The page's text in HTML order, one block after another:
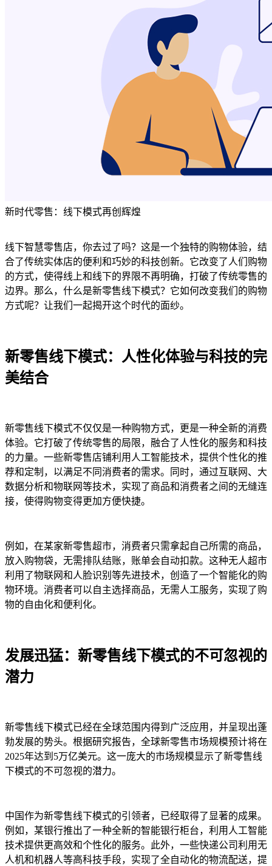
新时代零售：线下模式再创辉煌
线下智慧零售店，你去过了吗？这是一个独特的购物体验，结
合了传统实体店的便利和巧妙的科技创新。它改变了人们购物
的方式，使得线上和线下的界限不再明确，打破了传统零售的
边界。那么，什么是新零售线下模式？它如何改变我们的购物
方式呢？让我们一起揭开这个时代的面纱。
新零售线下模式：人性化体验与科技的完
美结合
新零售线下模式不仅仅是一种购物方式，更是一种全新的消费
体验。它打破了传统零售的局限，融合了人性化的服务和科技
的力量。一些新零售店铺利用人工智能技术，提供个性化的推
荐和定制，以满足不同消费者的需求。同时，通过互联网、大
数据分析和物联网等技术，实现了商品和消费者之间的无缝连
接，使得购物变得更加方便快捷。
例如，在某家新零售超市，消费者只需拿起自己所需的商品，
放入购物袋，无需排队结账，账单会自动扣款。这种无人超市
利用了物联网和人脸识别等先进技术，创造了一个智能化的购
物环境。消费者可以自主选择商品，无需人工服务，实现了购
物的自由化和便利化。
发展迅猛：新零售线下模式的不可忽视的
潜力
新零售线下模式已经在全球范围内得到广泛应用，并呈现出蓬
勃发展的势头。根据研究报告，全球新零售市场规模预计将在
2025年达到5万亿美元。这一庞大的市场规模显示了新零售线
下模式的不可忽视的潜力。
中国作为新零售线下模式的引领者，已经取得了显著的成果。
例如，某银行推出了一种全新的智能银行柜台，利用人工智能
技术提供更高效和个性化的服务。此外，一些快递公司利用无
人机和机器人等高科技手段，实现了全自动化的物流配送，提